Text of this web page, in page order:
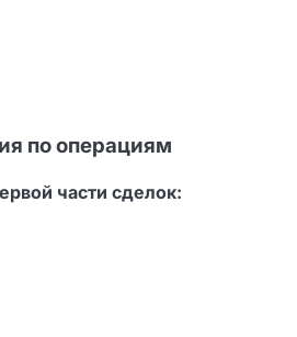
по операциям
части сделок: